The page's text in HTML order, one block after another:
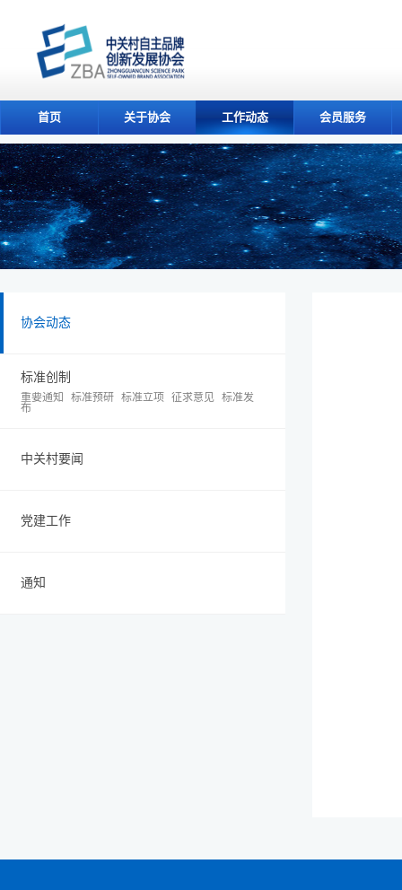
首页 关于协会 工作动态 会员服务
协会动态
标准创制
重要通知 标准预研 标准立项 征求意见 标准发
布
中关村要闻
党建工作
通知